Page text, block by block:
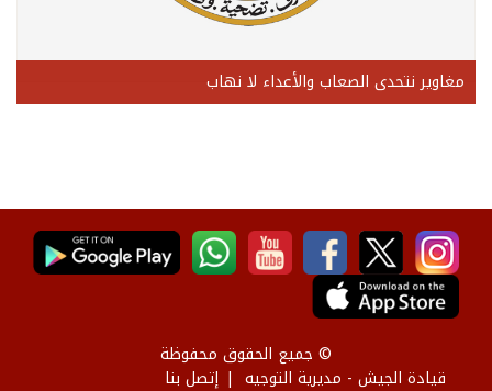
مغاوير نتحدى الصعاب والأعداء لا نهاب
© جميع الحقوق محفوظة
قيادة الجيش - مديرية التوجيه
إتصل بنا